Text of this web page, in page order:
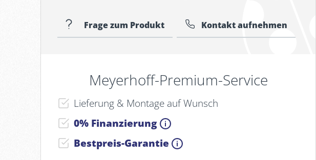
Frage zum Produkt Kontakt aufnehmen
Meyerhoff-Premium-Service
Lieferung & Montage auf Wunsch
0% Finanzierung
Bestpreis-Garantie